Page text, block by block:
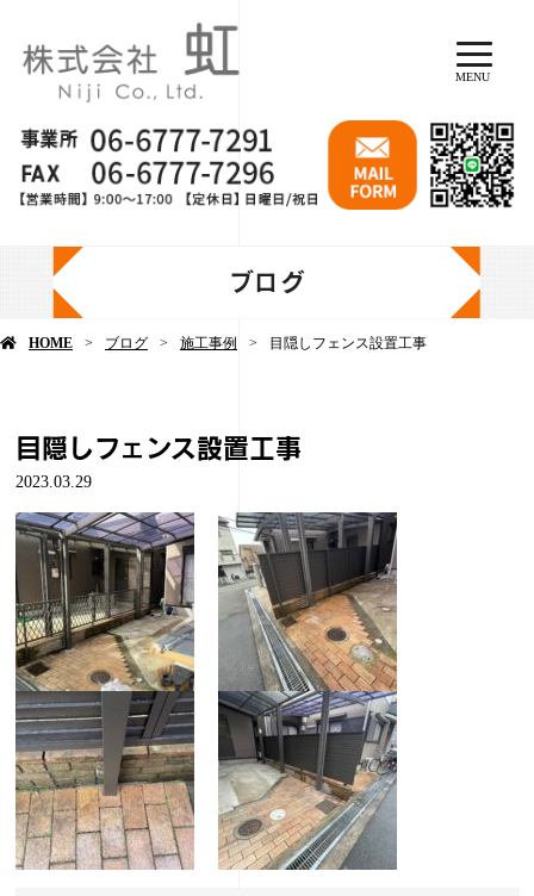
MENU
ブログ
HOME ブログ 施工事例 目隠しフェンス設置工事
目隠しフェンス設置工事
2023.03.29